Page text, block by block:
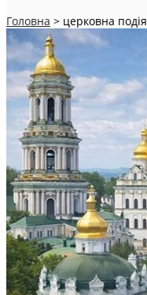
Головна > церковна подія